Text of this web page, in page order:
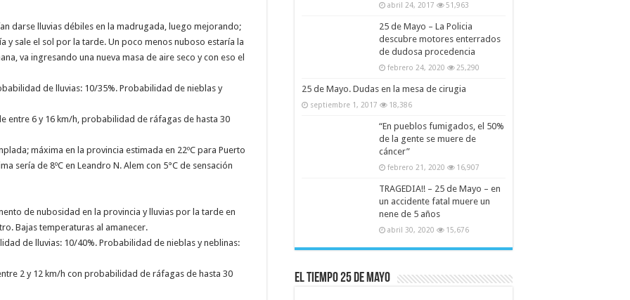
darse lluvias débiles en la madrugada, luego mejorando;
y sale el sol por la tarde. Un poco menos nuboso estaría la
va ingresando una nueva masa de aire seco y con eso el
de lluvias: 10/35%. Probabilidad de nieblas y
entre 6 y 16 km/h, probabilidad de ráfagas de hasta 30
máxima en la provincia estimada en 22ºC para Puerto
sería de 8ºC en Leandro N. Alem con 5°C de sensación
de nubosidad en la provincia y lluvias por la tarde en
Bajas temperaturas al amanecer.
de lluvias: 10/40%. Probabilidad de nieblas y neblinas:
2 y 12 km/h con probabilidad de ráfagas de hasta 30
abril 24, 2017 51,963
25 de Mayo – La Policia
descubre motores enterrados
de dudosa procedencia
febrero 24, 2020 25,290
25 de Mayo. Dudas en la mesa de cirugia
septiembre 1, 2017 18,386
“En pueblos fumigados, el 50%
de la gente se muere de
cáncer”
febrero 21, 2020 16,907
TRAGEDIA!! – 25 de Mayo – en
un accidente fatal muere un
nene de 5 años
abril 30, 2020 15,676
El Tiempo 25 De Mayo